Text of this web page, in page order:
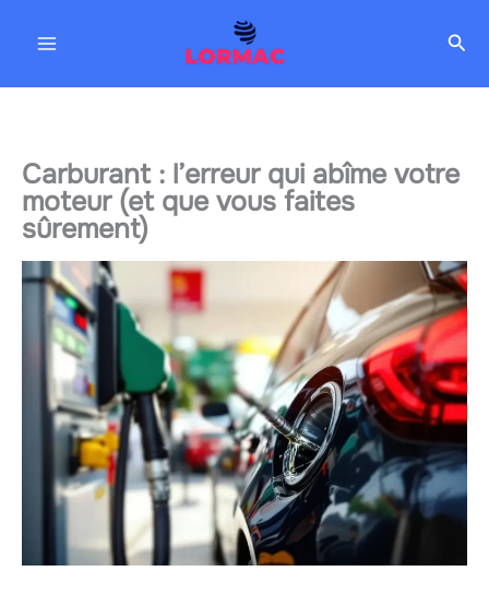
Carburant : l’erreur qui abîme votre
moteur (et que vous faites
sûrement)